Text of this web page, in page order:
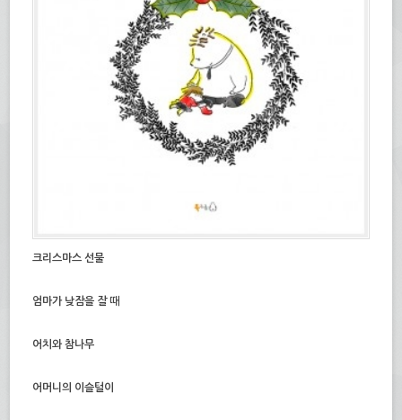
크리스마스 선물
엄마가 낮잠을 잘 때
어치와 참나무
어머니의 이슬털이